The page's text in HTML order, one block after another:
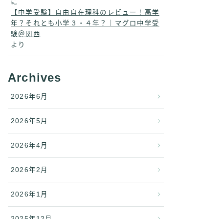
に
【中学受験】自由自在理科のレビュー！高学
年？それとも小学３・４年？｜マグロ中学受
験＠関西
より
Archives
2026年6月
2026年5月
2026年4月
2026年2月
2026年1月